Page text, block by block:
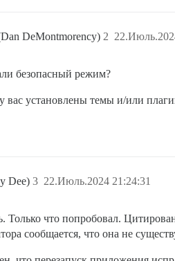
DeMontmorency) 2
безопасный режим?
вас установлены темы и/или
Dee) 22.Июль.2024 21:24:31
3
Только что попробовал.
сообщается, что она не